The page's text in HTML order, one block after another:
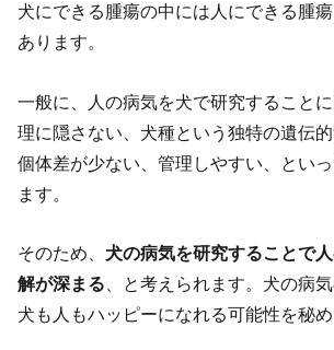
犬にできる腫瘍の中には人にできる腫
あります。
一般に、人の病気を犬で研究すること
理に隠さない、犬種という独特の遺伝
個体差が少ない、管理しやすい、とい
ます。
そのため、 犬の病気を研究することで
解が深まる 、と考えられます。犬の病
犬も人もハッピーになれる可能性を秘め